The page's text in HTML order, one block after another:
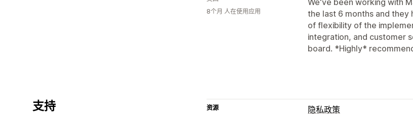
the last 6 months and they
of flexibility of the
integration, and customer
board. *Highly*
8个月 人在使用应用
支持 资源
隐私政策